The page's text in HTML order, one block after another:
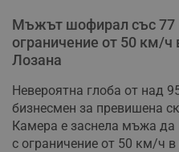
Мъжът шофирал със 77
ограничение от 50 км/
Лозана
Невероятна глоба от над
бизнесмен за превишена
Камера е заснела мъжа
с ограничение от 50 км/ч